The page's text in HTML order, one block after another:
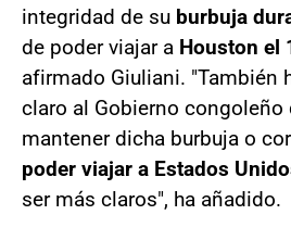
integridad de su burbuja
de poder viajar a Houston el
afirmado Giuliani. "También
claro al Gobierno congoleño
mantener dicha burbuja o
poder viajar a Estados
ser más claros", ha añadido.